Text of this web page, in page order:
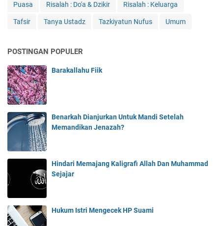
Puasa Risalah : Do'a & Dzikir Risalah : Keluarga
Tafsir Tanya Ustadz Tazkiyatun Nufus Umum
POSTINGAN POPULER
Barakallahu Fiik
Benarkah Dianjurkan Untuk Mandi Setelah
Memandikan Jenazah?
Hindari Memajang Kaligrafi Allah Dan Muhammad
Sejajar
Hukum Istri Mengecek HP Suami